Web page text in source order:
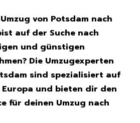
von Potsdam nach
auf der Suche nach
und günstigen
Die Umzugexperten
sind spezialisiert auf
Europa und bieten dir den
für deinen Umzug nach